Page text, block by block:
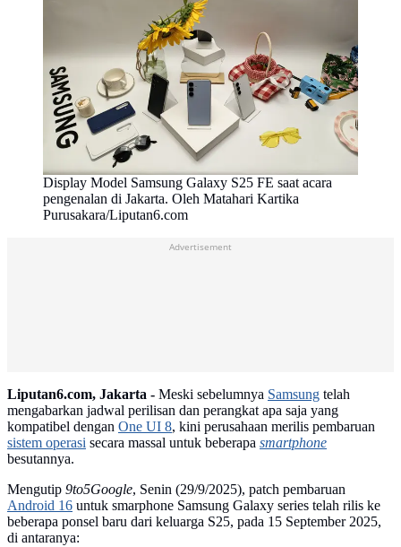
Display Model Samsung Galaxy S25 FE saat acara
pengenalan di Jakarta. Oleh Matahari Kartika
Purusakara/Liputan6.com
Liputan6.com, Jakarta - Meski sebelumnya Samsung telah
mengabarkan jadwal perilisan dan perangkat apa saja yang
kompatibel dengan One UI 8, kini perusahaan merilis pembaruan
sistem operasi secara massal untuk beberapa smartphone
besutannya.
Mengutip 9to5Google, Senin (29/9/2025), patch pembaruan
Android 16 untuk smarphone Samsung Galaxy series telah rilis ke
beberapa ponsel baru dari keluarga S25, pada 15 September 2025,
di antaranya: